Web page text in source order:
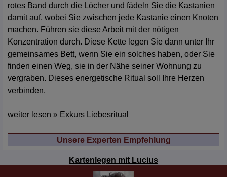
rotes Band durch die Löcher und fädeln Sie die Kastanien
damit auf, wobei Sie zwischen jede Kastanie einen Knoten
machen. Führen sie diese Arbeit mit der nötigen
Konzentration durch. Diese Kette legen Sie dann unter Ihr
gemeinsames Bett, wenn Sie ein solches haben, oder Sie
finden einen Weg, sie in der Nähe seiner Wohnung zu
vergraben. Dieses energetische Ritual soll Ihre Herzen
verbinden.
weiter lesen » Exkurs Liebesritual
Unsere Experten Empfehlung
Lucius